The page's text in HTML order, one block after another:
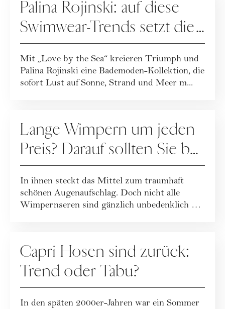
Palina Rojinski: auf diese
Swimwear-Trends setzt die
Moderatorin
Mit „Love by the Sea“ kreieren Triumph und
Palina Rojinski eine Bademoden-Kollektion, die
sofort Lust auf Sonne, Strand und Meer m...
Lange Wimpern um jeden
Preis? Darauf sollten Sie bei
Wimpernseren achten
In ihnen steckt das Mittel zum traumhaft
schönen Augenaufschlag. Doch nicht alle
Wimpernseren sind gänzlich unbedenklich …
Capri Hosen sind zurück:
Trend oder Tabu?
In den späten 2000er-Jahren war ein Sommer